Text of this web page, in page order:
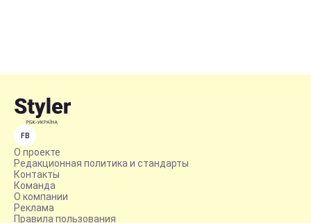
FB
О проекте
Редакционная политика и стандарты
Контакты
Команда
О компании
Реклама
Правила пользования